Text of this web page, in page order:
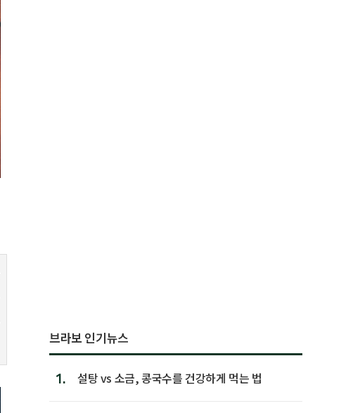
브라보 인기뉴스
1. 설탕 vs 소금, 콩국수를 건강하게 먹는 법